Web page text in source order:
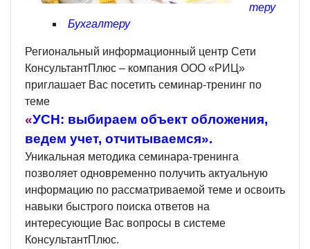
теру
Бухгалтеру
Региональный информационный центр Сети
КонсультантПлюс – компания ООО «РИЦ»
приглашает Вас посетить семинар-тренинг по
теме
«УСН: выбираем объект обложения,
ведем учет, отчитываемся».
Уникальная методика семинара-тренинга
позволяет одновременно получить актуальную
информацию по рассматриваемой теме и освоить
навыки быстрого поиска ответов на
интересующие Вас вопросы в системе
КонсультантПлюс.